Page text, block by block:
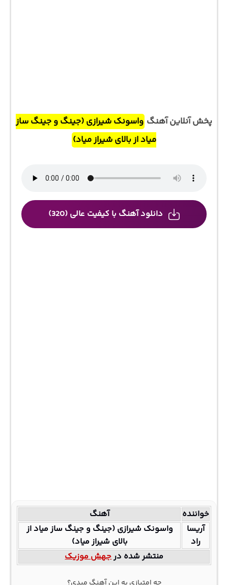
پخش آنلاین آهنگ واسونک شیرازی (جینگ و جینگ ساز
میاد از بالای شیراز میاد)
دانلود آهنگ با کیفیت عالی (320)
خواننده
آهنگ
آریسا
راد
واسونک شیرازی (جینگ و جینگ ساز میاد از
بالای شیراز میاد)
منتشر شده درجهش موزیک